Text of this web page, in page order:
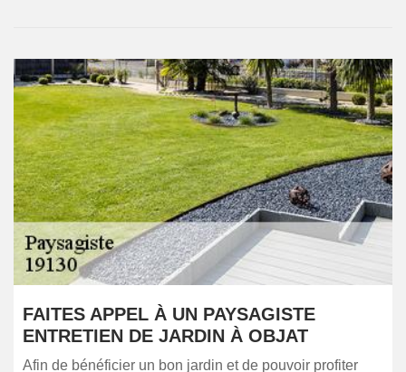
FAITES APPEL À UN PAYSAGISTE
ENTRETIEN DE JARDIN À OBJAT
Afin de bénéficier un bon jardin et de pouvoir profiter